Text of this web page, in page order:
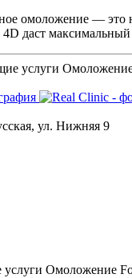
омоложение —
даст максимальный
услуги
ул. Нижняя 9
Омоложение